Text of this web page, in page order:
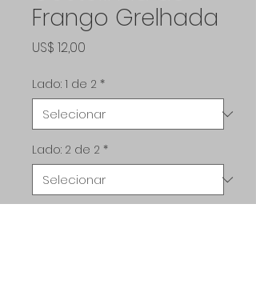
Frango Grelhada
US$ 12,00
Lado: 1 de 2 *
Lado: 2 de 2 *